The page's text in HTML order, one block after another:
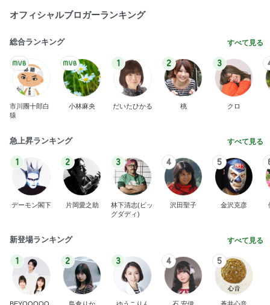
オフィシャルブロガーランキング
総合ランキング すべて見る
市川團十郎白
猿
小林麻央
1
だいたひかる
2
桃
3
クロ
急上昇ランキング すべて見る
1
デーモン閣下
2
片岡愛之助
3
林下清志(ビッ
グダディ)
4
沢田聖子
5
金沢克彦
新登場ランキング すべて見る
1 2 3 4 5